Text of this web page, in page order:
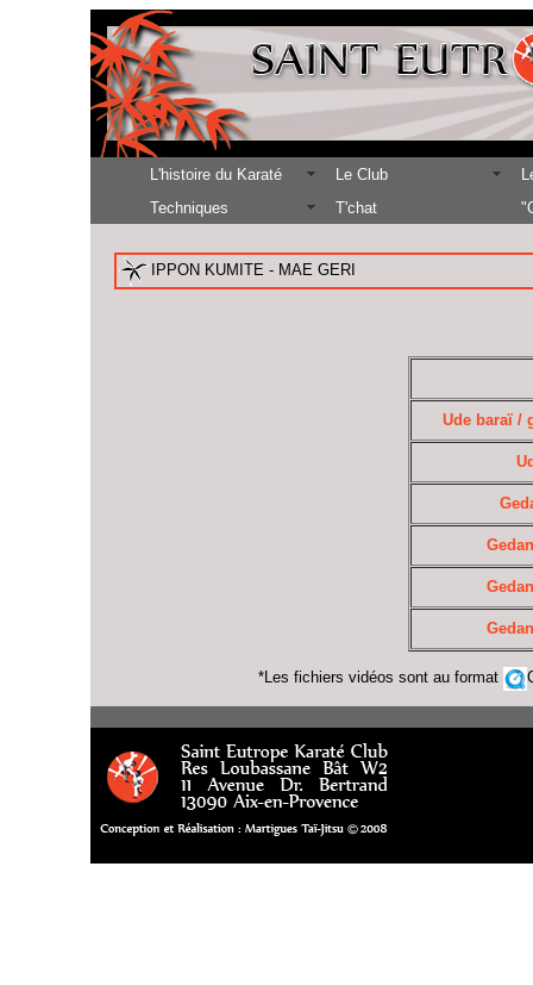
L'histoire du Karaté Le Club
Techniques
T'chat
IPPON KUMITE - MAE GERI
Ude baraï /
*Les fichiers vidéos sont au format